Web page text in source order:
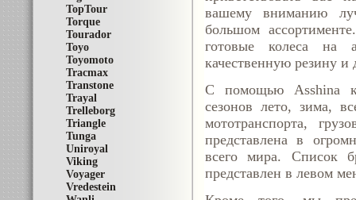
TopTour
Torque
Tourador
Toyo
Toyomoto
Tracmax
Transtone
Trayal
Trelleborg
Triangle
Tunga
Uniroyal
Viking
Voyager
Vredestein
вашему вниманию
большом
готовые колеса на
качественную резину
С помощью Asshina
сезонов лето, зима,
мототранспорта,
представлена в
всего мира. Список
представлен в левом